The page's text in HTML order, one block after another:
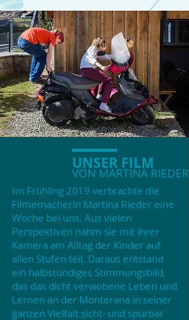
UNSER FILM
VON MARTINA RIEDER
Im Frühling 2019 verbrachte die
Filmemacherin Martina Rieder eine
Woche bei uns. Aus vielen
Perspektiven nahm sie mit ihrer
Kamera am Alltag der Kinder auf
allen Stufen teil. Daraus entstand
ein halbstündiges Stimmungsbild,
das das dicht verwobene Leben und
Lernen an der Monterana in seiner
ganzen Vielfalt sicht- und spürbar